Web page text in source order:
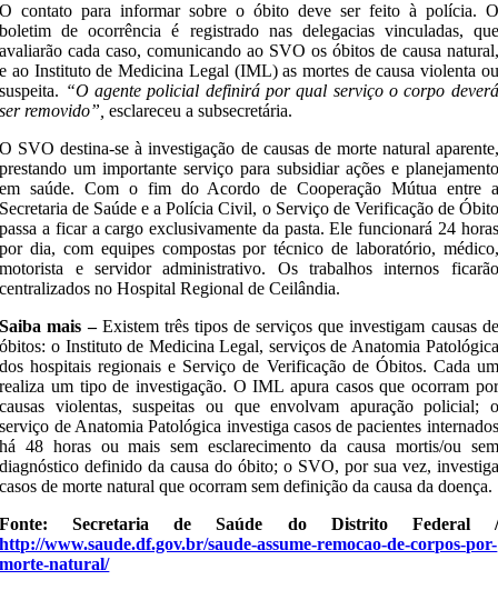
O contato para informar sobre o óbito deve ser feito à polícia. O
boletim de ocorrência é registrado nas delegacias vinculadas, que
avaliarão cada caso, comunicando ao SVO os óbitos de causa natural,
e ao Instituto de Medicina Legal (IML) as mortes de causa violenta ou
suspeita. “O agente policial definirá por qual serviço o corpo deverá
ser removido”, esclareceu a subsecretária.
O SVO destina-se à investigação de causas de morte natural aparente,
prestando um importante serviço para subsidiar ações e planejamento
em saúde. Com o fim do Acordo de Cooperação Mútua entre a
Secretaria de Saúde e a Polícia Civil, o Serviço de Verificação de Óbito
passa a ficar a cargo exclusivamente da pasta. Ele funcionará 24 horas
por dia, com equipes compostas por técnico de laboratório, médico,
motorista e servidor administrativo. Os trabalhos internos ficarão
centralizados no Hospital Regional de Ceilândia.
Saiba mais –Existem três tipos de serviços que investigam causas de
óbitos: o Instituto de Medicina Legal, serviços de Anatomia Patológica
dos hospitais regionais e Serviço de Verificação de Óbitos. Cada um
realiza um tipo de investigação. O IML apura casos que ocorram por
causas violentas, suspeitas ou que envolvam apuração policial; o
serviço de Anatomia Patológica investiga casos de pacientes internados
há 48 horas ou mais sem esclarecimento da causa mortis/ou sem
diagnóstico definido da causa do óbito; o SVO, por sua vez, investiga
casos de morte natural que ocorram sem definição da causa da doença.
Fonte: Secretaria de Saúde do Distrito Federal /
http://www.saude.df.gov.br/saude-assume-remocao-de-corpos-por-
morte-natural/